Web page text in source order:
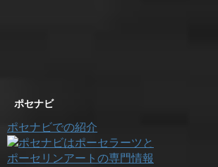
ポセナビ
ポセナビでの紹介